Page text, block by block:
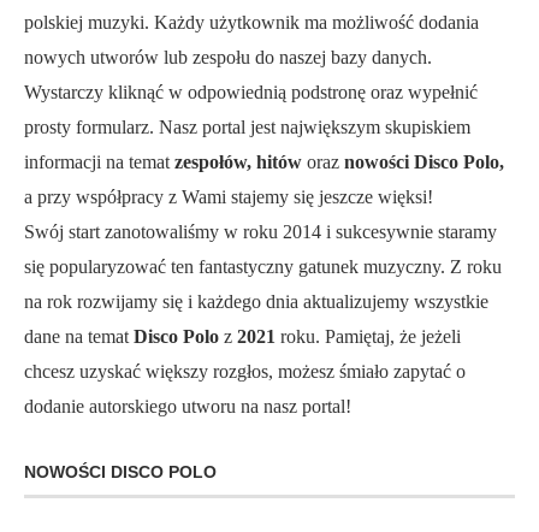
polskiej muzyki. Każdy użytkownik ma możliwość dodania
nowych utworów lub zespołu do naszej bazy danych.
Wystarczy kliknąć w odpowiednią podstronę oraz wypełnić
prosty formularz. Nasz portal jest największym skupiskiem
informacji na tematzespołów, hitów oraz nowości Disco Polo,
a przy współpracy z Wami stajemy się jeszcze więksi!
Swój start zanotowaliśmy w roku 2014 i sukcesywnie staramy
się popularyzować ten fantastyczny gatunek muzyczny. Z roku
na rok rozwijamy się i każdego dnia aktualizujemy wszystkie
dane na tematDisco Polo z 2021 roku. Pamiętaj, że jeżeli
chcesz uzyskać większy rozgłos, możesz śmiało zapytać o
dodanie autorskiego utworu na nasz portal!
NOWOŚCI DISCO POLO